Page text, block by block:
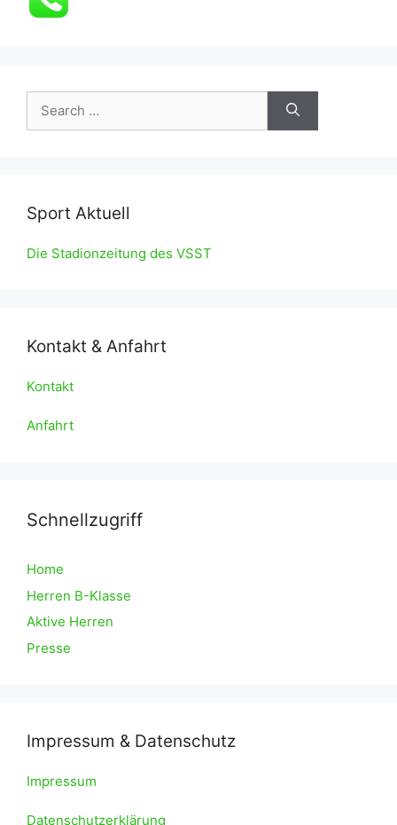
for:
Sport Aktuell
Die Stadionzeitung des VSST
Kontakt & Anfahrt
Kontakt
Anfahrt
Schnellzugriff
Home
Herren B-Klasse
Aktive Herren
Presse
Impressum & Datenschutz
Impressum
Datenschutzerklärung